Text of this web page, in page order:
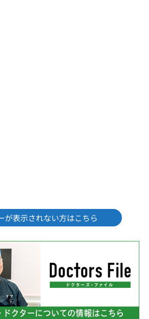
が表示されない方はこちら